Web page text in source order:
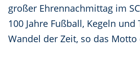
großer Ehrennachmittag im
100 Jahre Fußball, Kegeln und
Wandel der Zeit, so das Motto